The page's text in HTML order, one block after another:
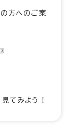
方へのご案
てみよう！